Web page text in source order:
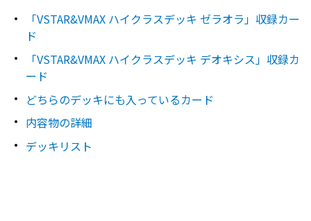
「VSTAR&VMAX ハイクラスデッキ ゼラオラ」収録カー
ド
「VSTAR&VMAX ハイクラスデッキ デオキシス」収録カ
ード
どちらのデッキにも入っているカード
内容物の詳細
デッキリスト